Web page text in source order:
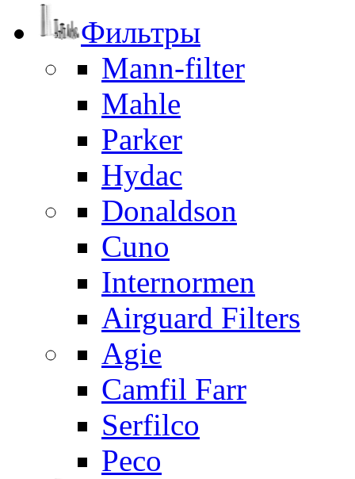
Фильтры
Mann-filter
Mahle
Parker
Hydac
Donaldson
Cuno
Internormen
Airguard Filters
Agie
Camfil Farr
Serfilco
Peco